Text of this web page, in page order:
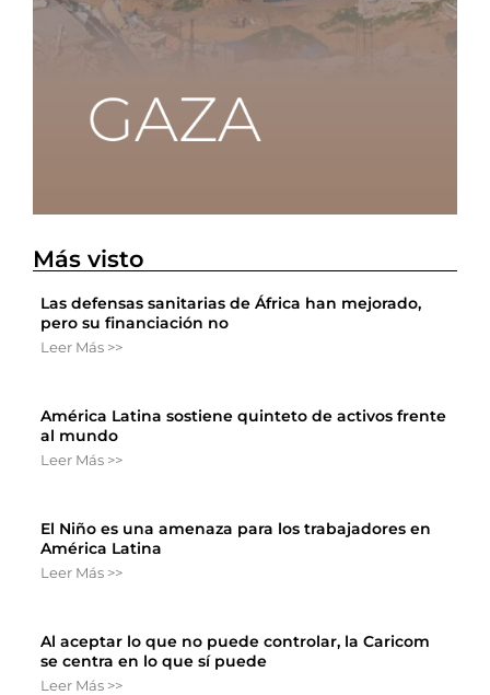
Más visto
Las defensas sanitarias de África han mejorado,
pero su financiación no
Leer Más >>
América Latina sostiene quinteto de activos frente
al mundo
Leer Más >>
El Niño es una amenaza para los trabajadores en
América Latina
Leer Más >>
Al aceptar lo que no puede controlar, la Caricom
se centra en lo que sí puede
Leer Más >>